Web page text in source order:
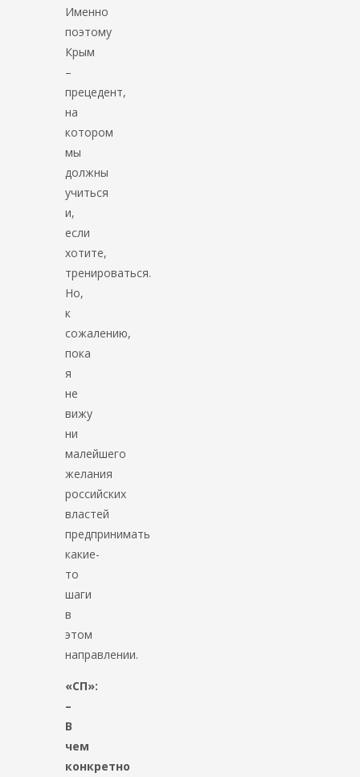
Именно
поэтому
Крым
–
прецедент,
на
котором
мы
должны
учиться
и,
если
хотите,
тренироваться.
Но,
к
сожалению,
пока
я
не
вижу
ни
малейшего
желания
российских
властей
предпринимать
какие-
то
шаги
в
этом
направлении.
«СП»:
–
В
чем
конкретно